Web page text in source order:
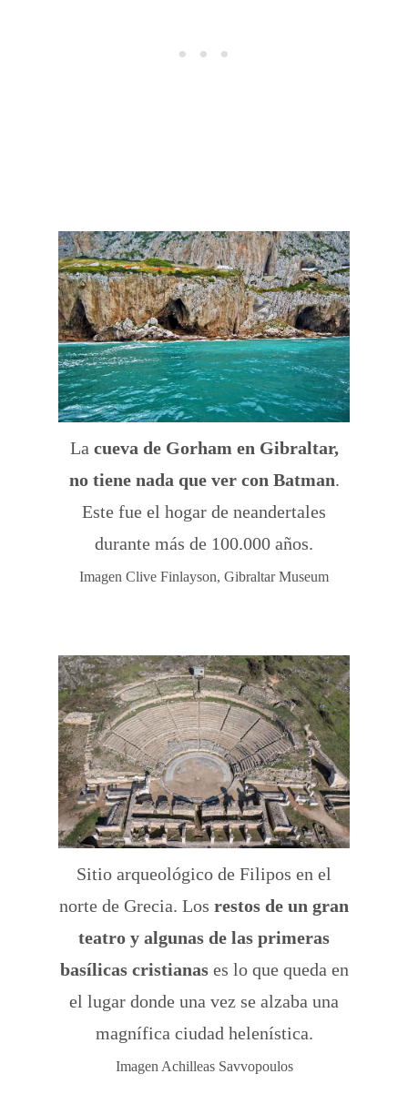
La cueva de Gorham en Gibraltar,
no tiene nada que ver con Batman.
Este fue el hogar de neandertales
durante más de 100.000 años.
Imagen Clive Finlayson, Gibraltar Museum
Sitio arqueológico de Filipos en el
norte de Grecia. Los restos de un gran
teatro y algunas de las primeras
basílicas cristianases lo que queda en
el lugar donde una vez se alzaba una
magnífica ciudad helenística.
Imagen Achilleas Savvopoulos